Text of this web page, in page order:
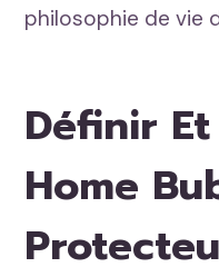
philosophie de vie
Définir
Home